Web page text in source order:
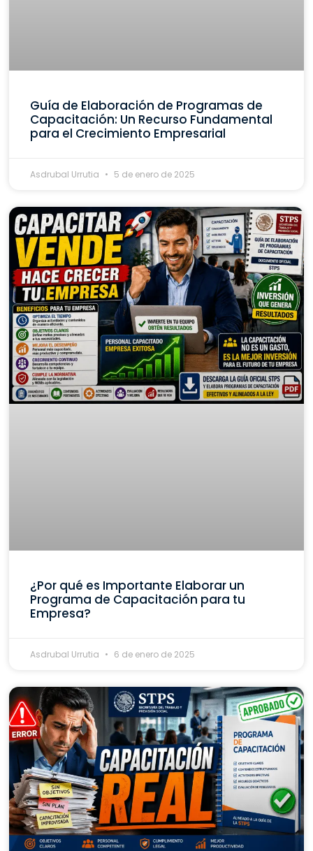
Guía de Elaboración de Programas de
Capacitación: Un Recurso Fundamental
para el Crecimiento Empresarial
Asdrubal Urrutia 5 de enero de 2025
¿Por qué es Importante Elaborar un
Programa de Capacitación para tu
Empresa?
Asdrubal Urrutia 6 de enero de 2025